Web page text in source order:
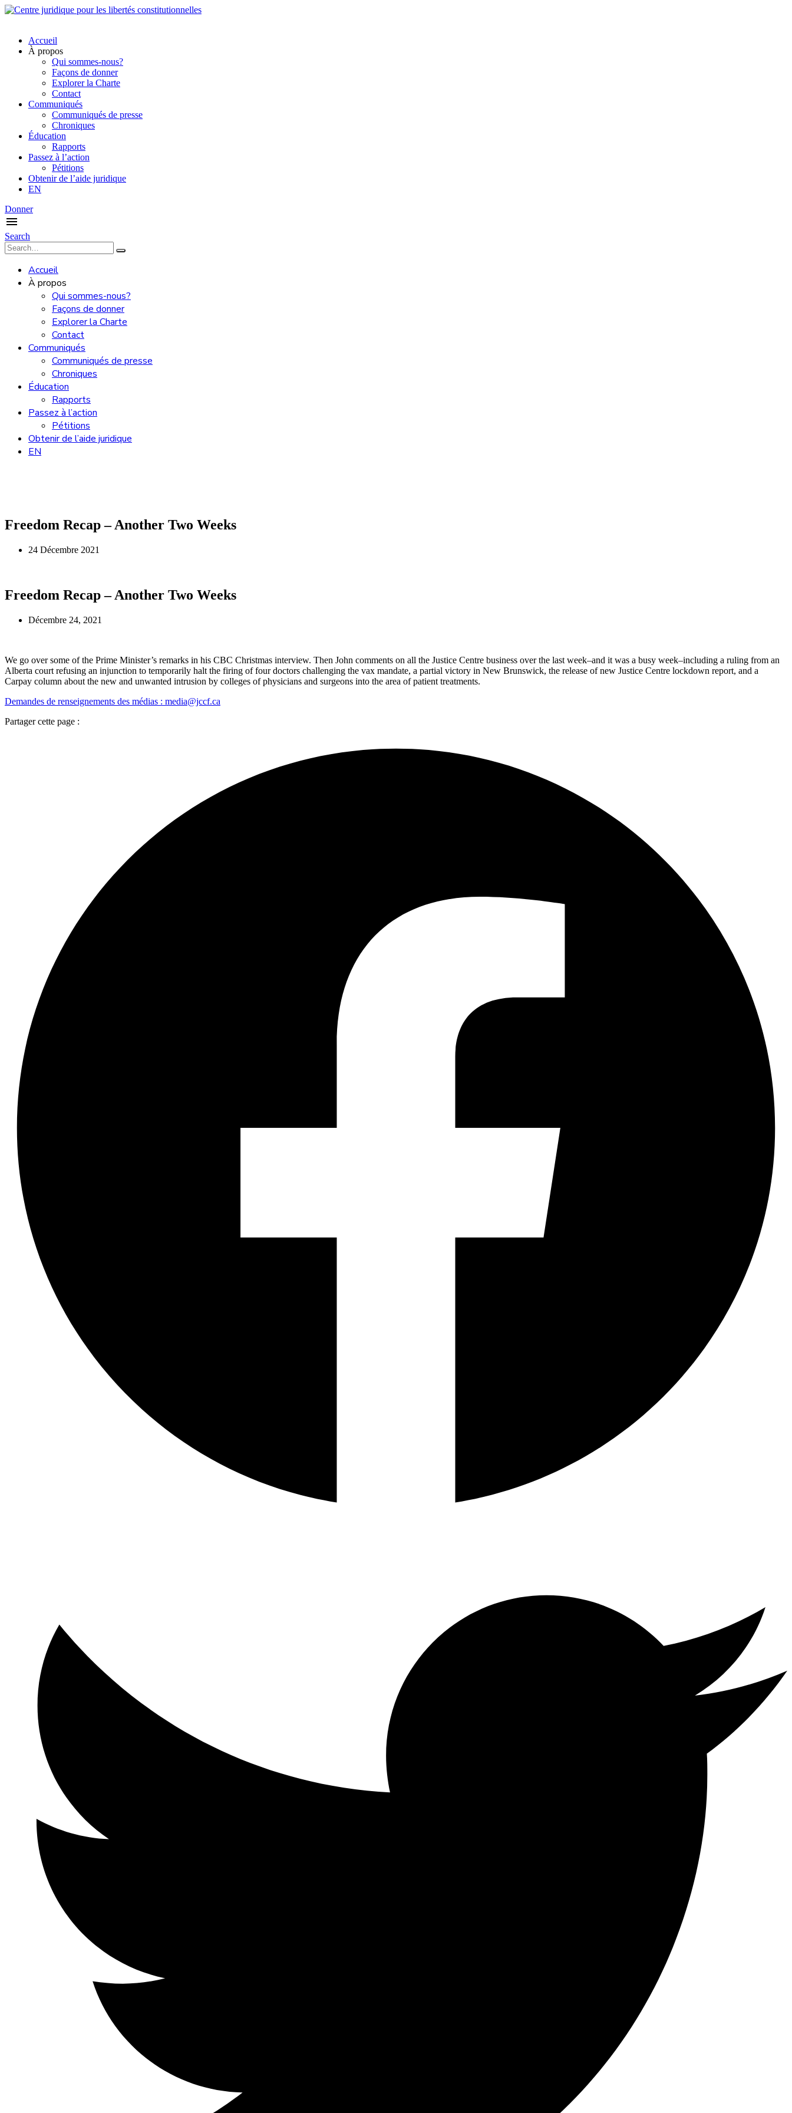
Accueil
À propos
Qui sommes-nous?
Façons de donner
Explorer la Charte
Contact
Communiqués
Communiqués de presse
Chroniques
Éducation
Rapports
Passez à l’action
Pétitions
Obtenir de l’aide juridique
EN
Donner
Search
Accueil
À propos
Qui sommes-nous?
Façons de donner
Explorer la Charte
Contact
Communiqués
Communiqués de presse
Chroniques
Éducation
Rapports
Passez à l’action
Pétitions
Obtenir de l’aide juridique
EN
Freedom Recap – Another Two Weeks
24 Décembre 2021
Freedom Recap – Another Two Weeks
Décembre 24, 2021
We go over some of the Prime Minister’s remarks in his CBC Christmas interview. Then John comments on all the Justice Centre business over the last week–and it was a busy week–including a ruling from an
Alberta court refusing an injunction to temporarily halt the firing of four doctors challenging the vax mandate, a partial victory in New Brunswick, the release of new Justice Centre lockdown report, and a
Carpay column about the new and unwanted intrusion by colleges of physicians and surgeons into the area of patient treatments.
Demandes de renseignements des médias : media@jccf.ca
Partager cette page :